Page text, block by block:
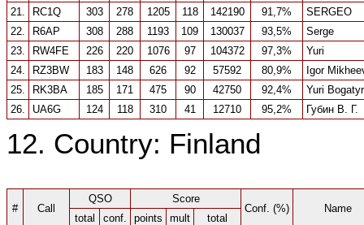
21.
RC1Q 303 278 1205 118 142190 91,7%
SERGEO
22.
R6AP 308 288 1193 109 130037 93,5%
Serge
23.
RW4FE 226 220 1076 97 104372 97,3%
Yuri
24.
RZ3BW 183 148 626 92 57592 80,9%
Igor
25.
RK3BA 185 171 475 90 42750 92,4%
Yuri
26.
UA6G 124 118 310 41 12710 95,2% Губин В. Г.
12. Country: Finland
# Call
QSO
Score
Conf. (%)
Name
total
conf. points mult
total